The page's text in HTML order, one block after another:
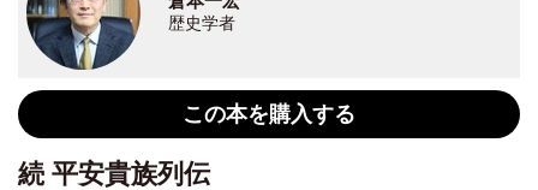
歴史学者
この本を購入する
続 平安貴族列伝